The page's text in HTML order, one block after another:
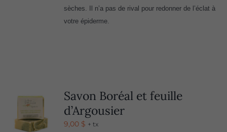
sèches. Il n’a pas de rival pour redonner de l’éclat à
votre épiderme.
Savon Boréal et feuille
d’Argousier
9,00 $ + tx